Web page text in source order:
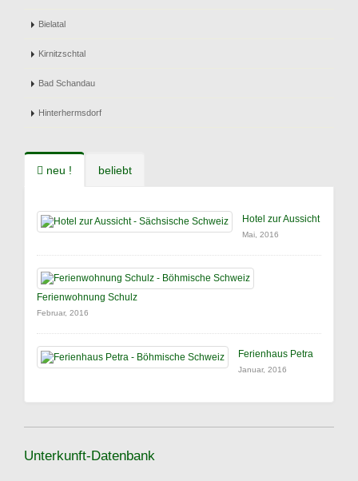
Bielatal
Kirnitzschtal
Bad Schandau
Hinterhermsdorf
neu ! beliebt
Hotel zur Aussicht
Mai, 2016
Ferienwohnung Schulz
Februar, 2016
Ferienhaus Petra
Januar, 2016
Unterkunft-Datenbank